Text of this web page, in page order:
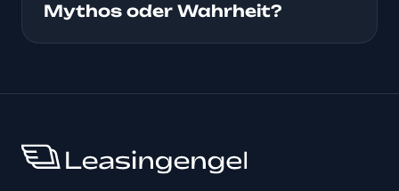
Mythos oder Wahrheit?